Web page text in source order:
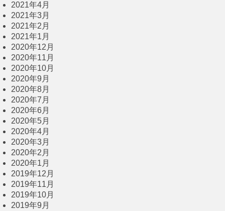
2021年4月
2021年3月
2021年2月
2021年1月
2020年12月
2020年11月
2020年10月
2020年9月
2020年8月
2020年7月
2020年6月
2020年5月
2020年4月
2020年3月
2020年2月
2020年1月
2019年12月
2019年11月
2019年10月
2019年9月